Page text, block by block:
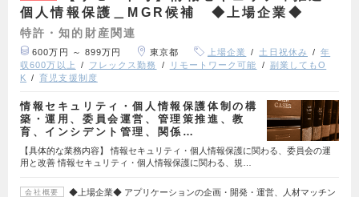
個人情報保護＿MGR候補 ◆上場企業◆
特許・知的財産関連
600万円 ～ 899万円 東京都 上場企業 土日祝休み
年
収600万以上
フレックス勤務 リモートワーク可能
副業してもO
K
育児支援制度
情報セキュリティ・個人情報保護体制の構
築・運用、委員会運営、管理策推進、教
育、インシデント管理、関係…
【具体的な業務内容】 情報セキュリティ・個人情報保護に関わる、委員会の運
用と改善 情報セキュリティ・個人情報保護に関わる、規…
会社概要
◆上場企業◆ アプリケーションの企画・開発・運営、人材マッチン